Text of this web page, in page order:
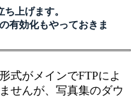
上げます。
有効化もやっておきま
式がメインでFTPによ
せんが、写真集のダウ